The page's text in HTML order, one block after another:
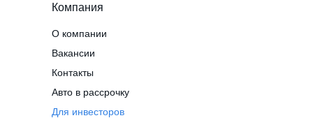
Компания
О компании
Вакансии
Контакты
Для инвесторов
Авто в рассрочку